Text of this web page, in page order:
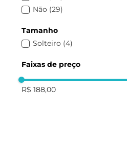
Não (29)
Tamanho
Solteiro (4)
Faixas de preço
R$ 188,00